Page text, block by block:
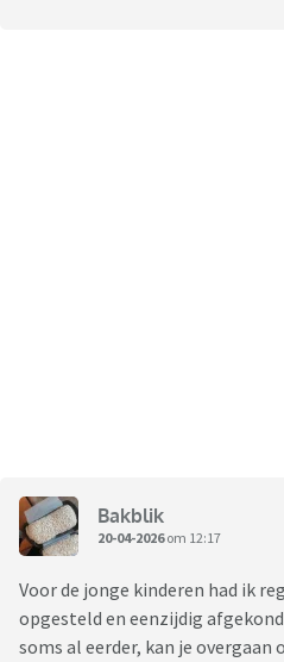
Bakblik
20-04-2026om 12:17
Voor de jonge kinderen had ik
opgesteld en eenzijdig
soms al eerder, kan je overgaan